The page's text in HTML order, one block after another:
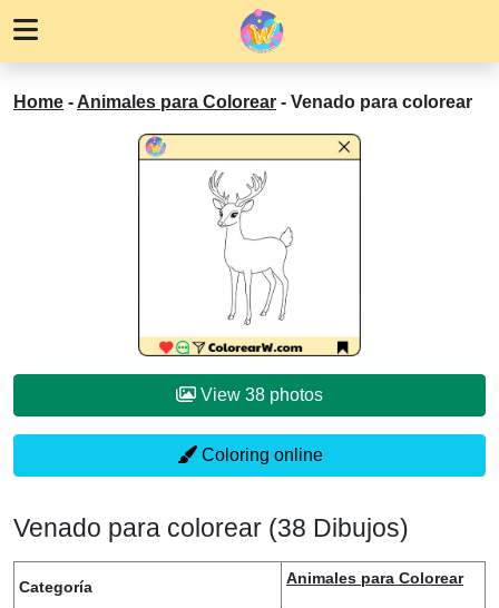
Home - Animales para Colorear - Venado para colorear
View 38 photos
Coloring online
Venado para colorear (38 Dibujos)
Categoría Animales para Colorear